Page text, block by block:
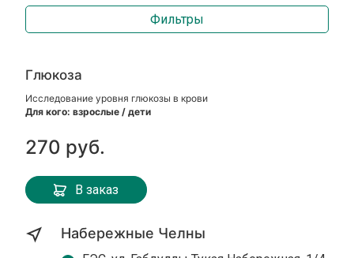
Фильтры
Глюкоза
Исследование уровня глюкозы в крови
Для кого: взрослые / дети
270 руб.
В заказ
Набережные Челны